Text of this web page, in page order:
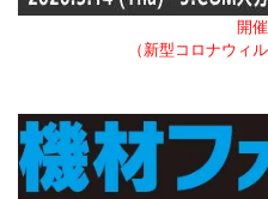
開
（新型コロナウィ